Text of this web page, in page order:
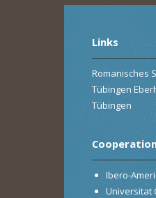
Links
Romanisches
Tübingen
Tübingen
Ibero-
Universitat